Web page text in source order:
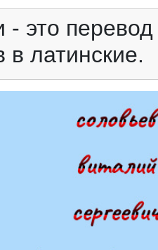
это перевод
в латинские.